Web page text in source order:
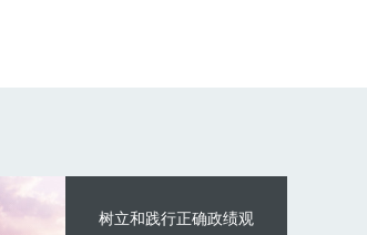
树立和践行正确政绩观